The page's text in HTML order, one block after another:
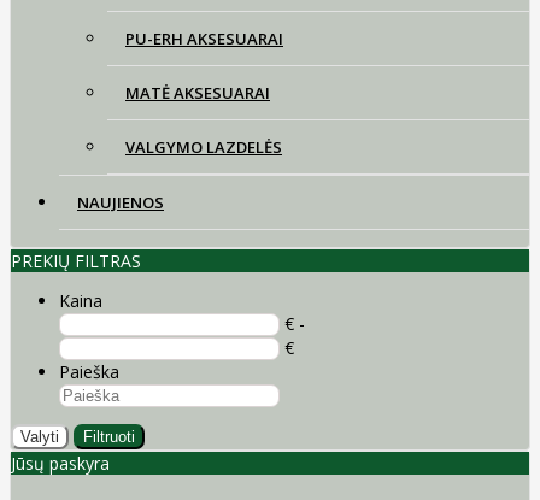
PU-ERH AKSESUARAI
MATĖ AKSESUARAI
VALGYMO LAZDELĖS
NAUJIENOS
PREKIŲ FILTRAS
Kaina
€ -
€
Paieška
Valyti Filtruoti
Jūsų paskyra